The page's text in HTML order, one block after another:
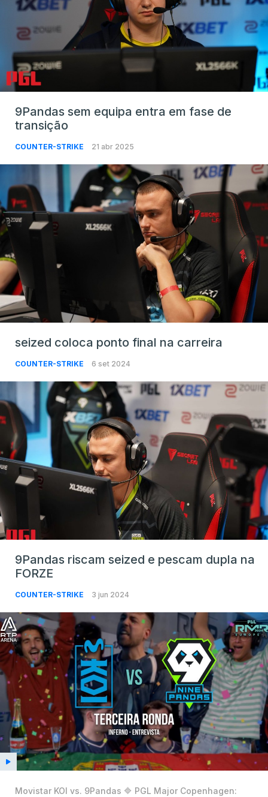
9Pandas sem equipa entra em fase de
transição
COUNTER-STRIKE 21 abr 2025
seized coloca ponto final na carreira
COUNTER-STRIKE 6 set 2024
9Pandas riscam seized e pescam dupla na
FORZE
COUNTER-STRIKE 3 jun 2024
Movistar KOI vs. 9Pandas 🔷 PGL Major Copenhagen: